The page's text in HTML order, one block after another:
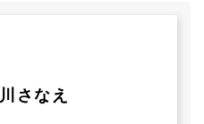
さなえ